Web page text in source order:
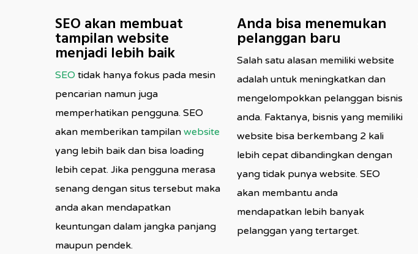
SEO akan membuat
tampilan website
menjadi lebih baik
SEO tidak hanya fokus pada mesin
pencarian namun juga
memperhatikan pengguna. SEO
akan memberikan tampilanwebsite
yang lebih baik dan bisa loading
lebih cepat. Jika pengguna merasa
senang dengan situs tersebut maka
anda akan mendapatkan
keuntungan dalam jangka panjang
maupun pendek.
Anda bisa menemukan
pelanggan baru
Salah satu alasan memiliki website
adalah untuk meningkatkan dan
mengelompokkan pelanggan bisnis
anda. Faktanya, bisnis yang memiliki
website bisa berkembang 2 kali
lebih cepat dibandingkan dengan
yang tidak punya website. SEO
akan membantu anda
mendapatkan lebih banyak
pelanggan yang tertarget.